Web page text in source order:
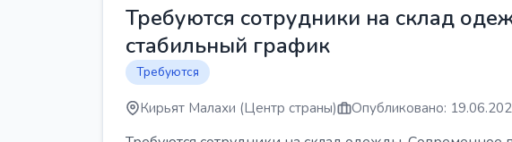
Требуются сотрудники на склад
стабильный график
Требуются
Кирьят Малахи (Центр страны) Опубликовано: